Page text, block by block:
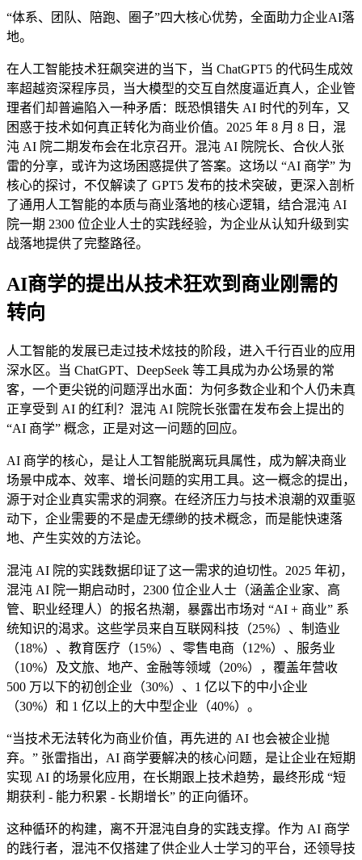
“体系、团队、陪跑、圈子”四大核心优势，全面助力企业AI落
地。
在人工智能技术狂飙突进的当下，当 ChatGPT5 的代码生成效
率超越资深程序员，当大模型的交互自然度逼近真人，企业管
理者们却普遍陷入一种矛盾：既恐惧错失 AI 时代的列车，又
困惑于技术如何真正转化为商业价值。2025 年 8 月 8 日，混
沌 AI 院二期发布会在北京召开。混沌 AI 院院长、合伙人张
雷的分享，或许为这场困惑提供了答案。这场以 “AI 商学” 为
核心的探讨，不仅解读了 GPT5 发布的技术突破，更深入剖析
了通用人工智能的本质与商业落地的核心逻辑，结合混沌 AI
院一期 2300 位企业人士的实践经验，为企业从认知升级到实
战落地提供了完整路径。
AI商学的提出从技术狂欢到商业刚需的
转向
人工智能的发展已走过技术炫技的阶段，进入千行百业的应用
深水区。当 ChatGPT、DeepSeek 等工具成为办公场景的常
客，一个更尖锐的问题浮出水面：为何多数企业和个人仍未真
正享受到 AI 的红利？混沌 AI 院院长张雷在发布会上提出的
“AI 商学” 概念，正是对这一问题的回应。
AI 商学的核心，是让人工智能脱离玩具属性，成为解决商业
场景中成本、效率、增长问题的实用工具。这一概念的提出，
源于对企业真实需求的洞察。在经济压力与技术浪潮的双重驱
动下，企业需要的不是虚无缥缈的技术概念，而是能快速落
地、产生实效的方法论。
混沌 AI 院的实践数据印证了这一需求的迫切性。2025 年初，
混沌 AI 院一期启动时，2300 位企业人士（涵盖企业家、高
管、职业经理人）的报名热潮，暴露出市场对 “AI + 商业” 系
统知识的渴求。这些学员来自互联网科技（25%）、制造业
（18%）、教育医疗（15%）、零售电商（12%）、服务业
（10%）及文旅、地产、金融等领域（20%），覆盖年营收
500 万以下的初创企业（30%）、1 亿以下的中小企业
（30%）和 1 亿以上的大中型企业（40%）。
“当技术无法转化为商业价值，再先进的 AI 也会被企业抛
弃。” 张雷指出，AI 商学要解决的核心问题，是让企业在短期
实现 AI 的场景化应用，在长期跟上技术趋势，最终形成 “短
期获利 - 能力积累 - 长期增长” 的正向循环。
这种循环的构建，离不开混沌自身的实践支撑。作为 AI 商学
的践行者，混沌不仅搭建了供企业人士学习的平台，还领导技